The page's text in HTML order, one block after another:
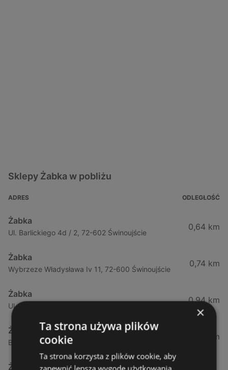
Sklepy Żabka w pobliżu
ADRES ODLEGŁOŚĆ
Żabka
Ul. Barlickiego 4d / 2, 72-602 Świnoujście
0,64 km
Żabka
Wybrzeze Władysława Iv 11, 72-600 Świnoujście
0,74 km
Żabka
Ul. Bohaterów Września 49, 72-600 Świnoujście
0,94 km
Żabka
Bohaterów Września 52, 72-600 Świnoujście
1,02 km
Żabka
×
Ta strona używa plików
cookie
Ta strona korzysta z plików cookie, aby